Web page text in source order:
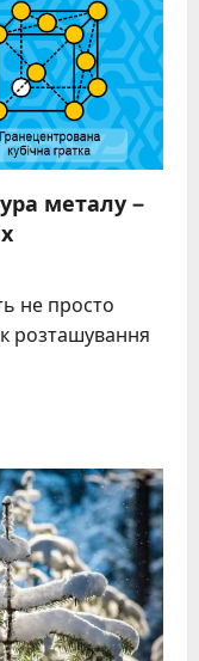
металу –
не просто
розташування